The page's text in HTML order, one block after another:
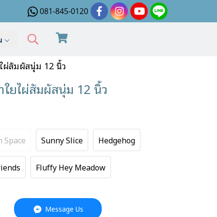
081-845-0120
ผ่สัมผัสนุ่ม 12 นิ้ว
ใยไผ่สัมผัสนุ่ม 12 นิ้ว
Space Sunny Slice Hedgehog
Fluffy Hey Meadow
Message Us